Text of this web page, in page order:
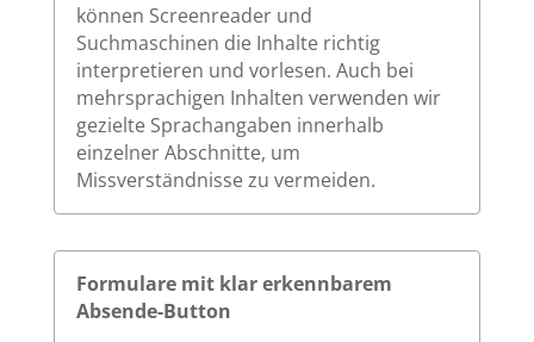
können Screenreader und
Suchmaschinen die Inhalte richtig
interpretieren und vorlesen. Auch bei
mehrsprachigen Inhalten verwenden wir
gezielte Sprachangaben innerhalb
einzelner Abschnitte, um
Missverständnisse zu vermeiden.
Formulare mit klar erkennbarem
Absende-Button